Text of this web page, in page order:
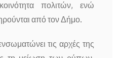
πολιτών, ενώ
από τον Δήμο.
τις αρχές της